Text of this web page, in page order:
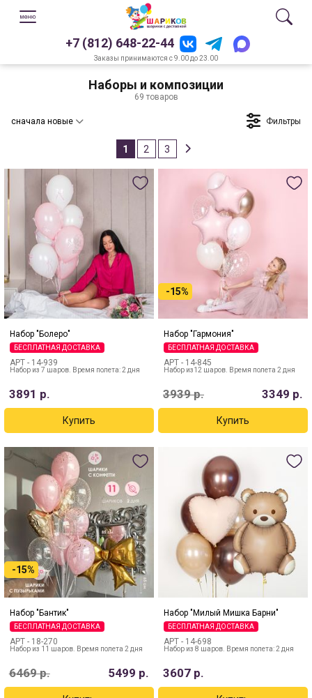
+7 (812) 648-22-44
Заказы принимаются с 9.00 до 23.00
Наборы и композиции
69 товаров
сначала новые Фильтры
1 2 3
Набор "Болеро"
БЕСПЛАТНАЯ ДОСТАВКА
АРТ - 14-939
Набор из 7 шаров. Время полета: 2 дня
3891 р.
-15%
Набор "Гармония"
БЕСПЛАТНАЯ ДОСТАВКА
АРТ - 14-845
Набор из12 шаров. Время полета 2 дня
3939р. 3349 р.
-15%
Набор "Бантик"
БЕСПЛАТНАЯ ДОСТАВКА
АРТ - 18-270
Набор из 11 шаров. Время полета 2 дня
6469р. 5499 р.
Набор "Милый Мишка Барни"
БЕСПЛАТНАЯ ДОСТАВКА
АРТ - 14-698
Набор из 8 шаров. Время полета: 2 дня
3607 р.